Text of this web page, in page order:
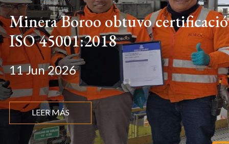
Minera Boroo obtuvo
ISO 45001:2018
11 Jun 2026
LEER MÁS